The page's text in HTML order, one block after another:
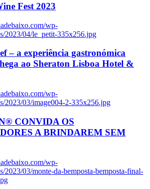
Fest 2023
wp-
2023/04/le_petit-335x256.jpg
– a experiência gastronómica
ao Sheraton Lisboa Hotel &
wp-
2023/03/image004-2-335x256.jpg
CONVIDA OS
A BRINDAREM SEM
wp-
2023/03/monte-da-bemposta-bemposta-final-